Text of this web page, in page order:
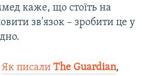
каже, що стоїть на
зв'язок – зробити це у
Як писали The Guardian,